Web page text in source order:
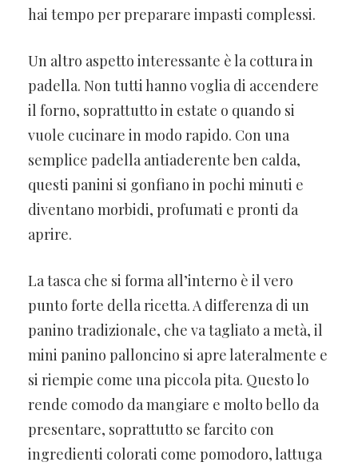
hai tempo per preparare impasti complessi.
Un altro aspetto interessante è la cottura in
padella. Non tutti hanno voglia di accendere
il forno, soprattutto in estate o quando si
vuole cucinare in modo rapido. Con una
semplice padella antiaderente ben calda,
questi panini si gonfiano in pochi minuti e
diventano morbidi, profumati e pronti da
aprire.
La tasca che si forma all’interno è il vero
punto forte della ricetta. A differenza di un
panino tradizionale, che va tagliato a metà, il
mini panino palloncino si apre lateralmente e
si riempie come una piccola pita. Questo lo
rende comodo da mangiare e molto bello da
presentare, soprattutto se farcito con
ingredienti colorati come pomodoro, lattuga